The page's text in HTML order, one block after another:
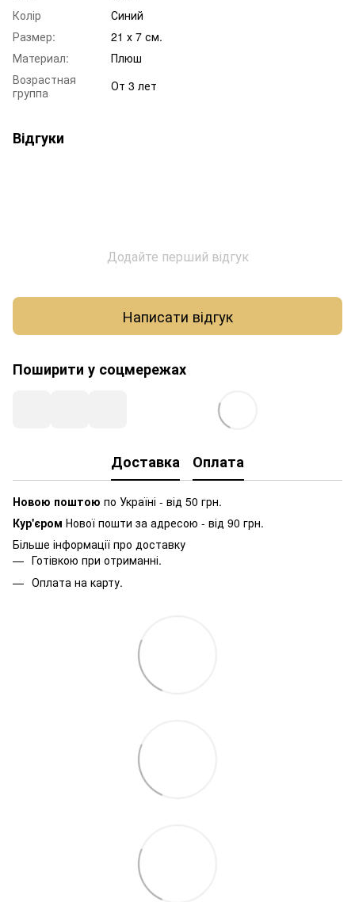
Колір
Синий
Размер:
21 х 7 см.
Материал:
Плюш
Возрастная
группа
От 3 лет
Відгуки
Додайте перший відгук
Написати відгук
Поширити у соцмережах
Доставка Оплата
Новою поштою по Україні - від 50 грн.
Кур'єром Нової пошти за адресою - від 90 грн.
Більше інформації про доставку
Готівкою при отриманні.
Оплата на карту.